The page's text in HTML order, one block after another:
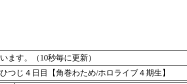
す。（10秒毎に更新）
じ４日目【角巻わため/ホロライブ４期生】